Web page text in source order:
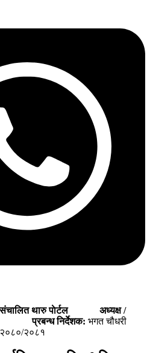
संचालित थारु पाेर्टल
अध्यक्ष /
प्रबन्ध निर्देशक: भगत चौधरी
२०८१